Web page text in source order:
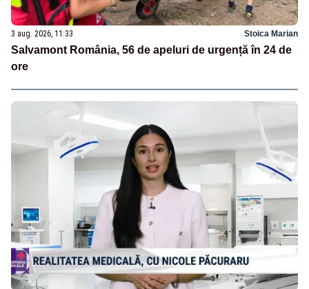
3 aug. 2026, 11:33 Stoica Marian
Salvamont România, 56 de apeluri de urgență în 24 de
ore